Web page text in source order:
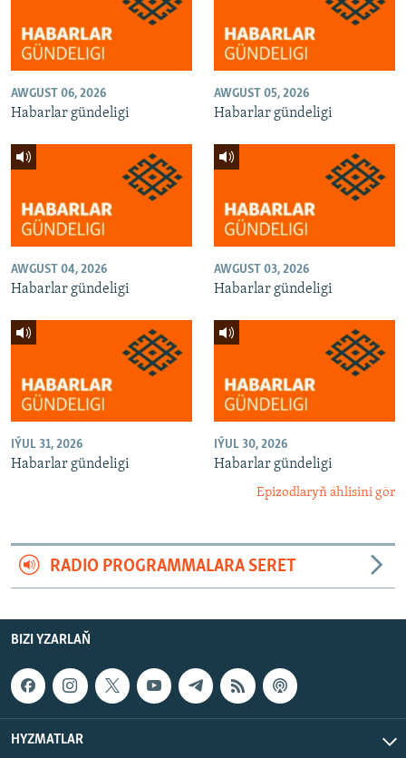
AWGUST 06, 2026
Habarlar gündeligi
AWGUST 05, 2026
Habarlar gündeligi
AWGUST 04, 2026
Habarlar gündeligi
AWGUST 03, 2026
Habarlar gündeligi
IÝUL 31, 2026
Habarlar gündeligi
IÝUL 30, 2026
Habarlar gündeligi
Epizodlaryň ählisini gör
RADIO PROGRAMMALARA SERET
BIZI YZARLAŇ
HYZMATLAR